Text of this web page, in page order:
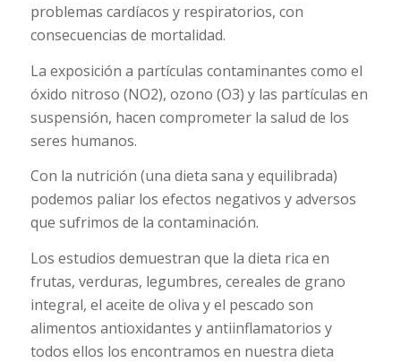
problemas cardíacos y respiratorios, con
consecuencias de mortalidad.
La exposición a partículas contaminantes como el
óxido nitroso (NO2), ozono (O3) y las partículas en
suspensión, hacen comprometer la salud de los
seres humanos.
Con la nutrición (una dieta sana y equilibrada)
podemos paliar los efectos negativos y adversos
que sufrimos de la contaminación.
Los estudios demuestran que la dieta rica en
frutas, verduras, legumbres, cereales de grano
integral, el aceite de oliva y el pescado son
alimentos antioxidantes y antiinflamatorios y
todos ellos los encontramos en nuestra dieta